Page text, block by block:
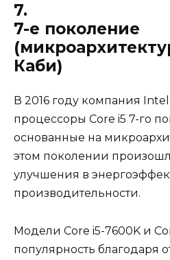
7.
7-е поколение
Каби)
В 2016 году компания
процессоры Core i5 7-го
основанные на
этом поколении
улучшения в
производительности.
Модели Core i5-7600K и
популярность благодаря